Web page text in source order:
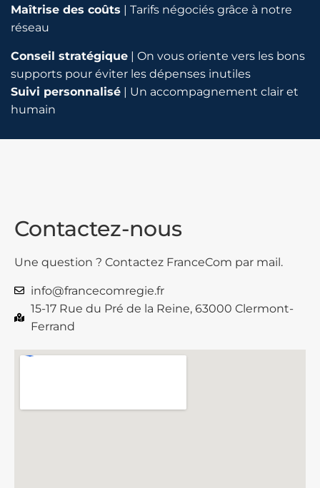
Maîtrise des coûts | Tarifs négociés grâce à notre
réseau
Conseil stratégique | On vous oriente vers les bons
supports pour éviter les dépenses inutiles
Suivi personnalisé | Un accompagnement clair et
humain
Contactez-nous
Une question ? Contactez FranceCom par mail.
info@francecomregie.fr
15-17 Rue du Pré de la Reine, 63000 Clermont-
Ferrand